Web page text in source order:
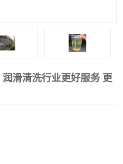
滑清洗行业更好服务 更